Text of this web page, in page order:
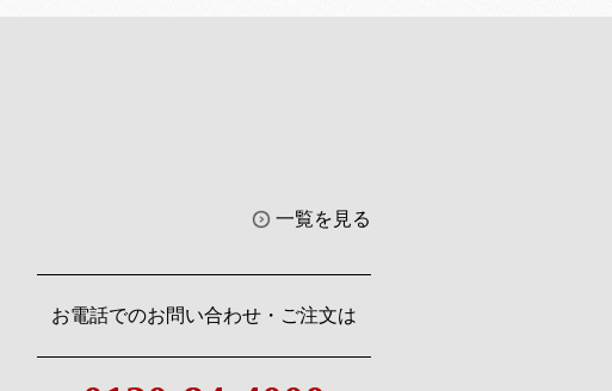
一覧を見る
お電話でのお問い合わせ・ご注文は